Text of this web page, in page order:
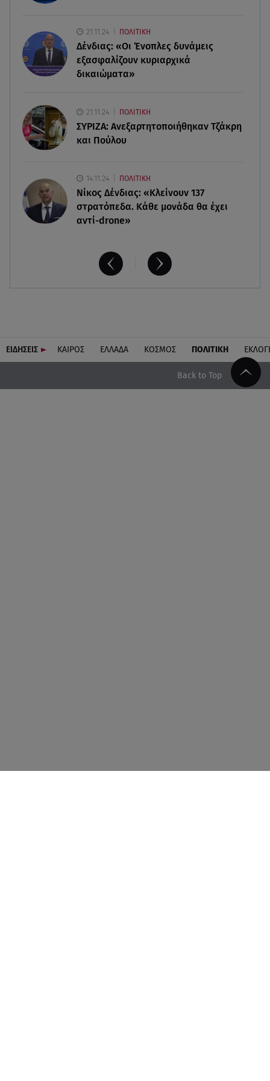
500 για το 2026
08.08.26 , 17:45
Εριέττα Κούρκουλου: Η συγκινητική ανάρτηση
για τα 33α γενέθλιά της
Νεκρή μεγαλόσωμη αρκούδα στην Καστοριά,
πιθανόν από πυροβολισμό
21.11.24 ΠΟΛΙΤΙΚΗ
Δένδιας: «Οι Ένοπλες δυνάμεις
εξασφαλίζουν κυριαρχικά
δικαιώματα»
21.11.24 ΠΟΛΙΤΙΚΗ
ΣΥΡΙΖΑ: Ανεξαρτητοποιήθηκαν Τζάκρη
και Πούλου
14.11.24 ΠΟΛΙΤΙΚΗ
Νίκος Δένδιας: «Κλείνουν 137
στρατόπεδα. Kάθε μονάδα θα έχει
αντί-drone»
ΕΙΔΗΣΕΙΣ ΚΑΙΡΟΣ ΕΛΛΑΔΑ ΚΟΣΜΟΣ ΠΟΛΙΤΙΚΗ
Back to Top